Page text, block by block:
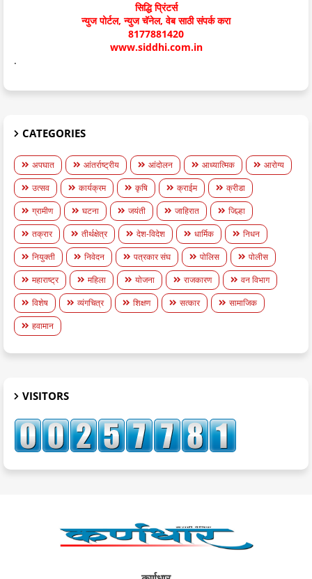
सिद्धि प्रिंटर्स
न्युज पोर्टल, न्युज चॅनेल, वेब साठी संपर्क करा
8177881420
www.siddhi.com.in
.
CATEGORIES
अपघात आंतर्राष्ट्रीय आंदोलन आध्यात्मिक
आरोग्य
उत्सव
कार्यक्रम कृषि क्राईम
क्रीडा
ग्रामीण
घटना जयंती जाहिरात
जिल्हा
तक्रार
तीर्थक्षेत्र देश-विदेश धार्मिक
निधन
नियुक्ती
निवेदन पत्रकार संघ पोलिस
पोलीस
महाराष्ट्र
महिला योजना राजकारण
वन विभाग
विशेष
व्यंगचित्र शिक्षण सत्कार
सामाजिक
हवामान
VISITORS